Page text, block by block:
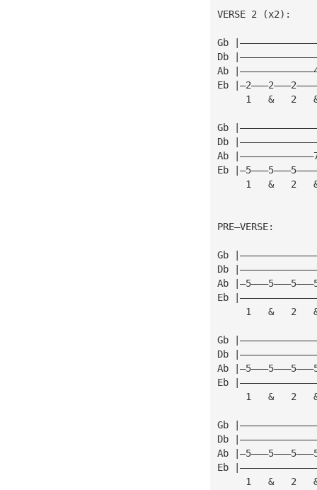
VERSE 2 (x2):
Gb
Db
Ab
Eb
1   &   2
Gb
Db
Ab
Eb
1   &   2
PRE—VERSE:
Gb
Db
Ab
Eb
1   &   2
Gb
Db
Ab
Eb
1   &   2
Gb
Db
Ab
Eb
1   &   2